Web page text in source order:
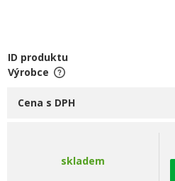
ID produktu
Výrobce
Cena s DPH
skladem